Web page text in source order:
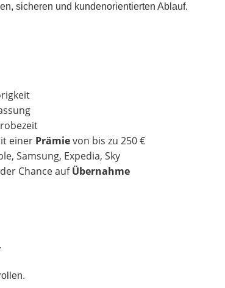
sicheren und kundenorientierten Ablauf.
einer Prämievon bis zu 250 €
Samsung, Expedia, Sky
Chance aufÜbernahme